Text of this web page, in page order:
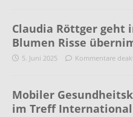
Claudia Röttger geht
Blumen Risse
5. Juni 2025 Kommentare
Mobiler
im Treff International